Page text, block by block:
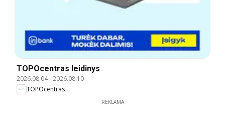
TOPOcentras leidinys
2026.08.04-2026.08.10
TOPOcentras
REKLAMA